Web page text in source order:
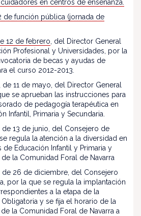
en centros de enseñanza.
de función pública (jornada de
12 de febrero , del Director General
Profesional y Universidades, por la
de becas y ayudas de
el curso 2012-2013.
, de 11 de mayo, del Director General
se aprueban las instrucciones para
de pedagogía terapéutica en
Infantil, Primaria y Secundaria.
, de 13 de junio, del Consejero de
regula la atención a la diversidad en
de Educación Infantil y Primaria y
la Comunidad Foral de Navarra
de 26 de diciembre, del Consejero
por la que se regula la implantación
a la etapa de la
y se fija el horario de la
la Comunidad Foral de Navarra a